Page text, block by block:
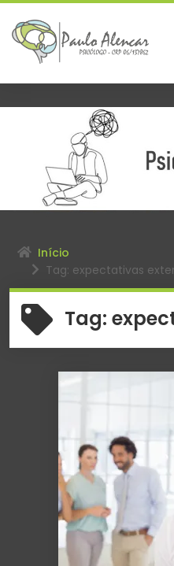
Início
Tag: expectativas
Tag: